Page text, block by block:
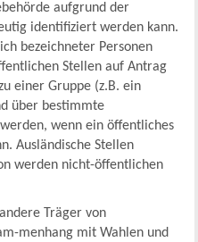
aufgrund der
identifiziert werden kann.
bezeichneter Personen
Stellen auf Antrag
einer Gruppe (z.B. ein
über bestimmte
wenn ein öffentliches
Ausländische Stellen
werden nicht-öffentlichen
Träger von
menhang mit Wahlen und